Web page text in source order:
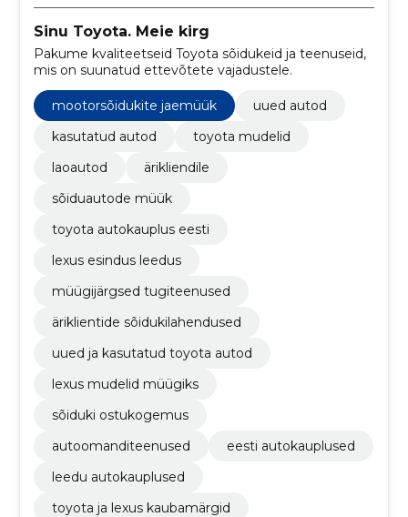
Sinu Toyota. Meie kirg
Pakume kvaliteetseid Toyota sõidukeid ja teenuseid,
mis on suunatud ettevõtete vajadustele.
mootorsõidukite jaemüük
uued autod
kasutatud autod
toyota mudelid
laoautod
ärikliendile
sõiduautode müük
toyota autokauplus eesti
lexus esindus leedus
müügijärgsed tugiteenused
äriklientide sõidukilahendused
uued ja kasutatud toyota autod
lexus mudelid müügiks
sõiduki ostukogemus
autoomanditeenused
eesti autokauplused
leedu autokauplused
toyota ja lexus kaubamärgid